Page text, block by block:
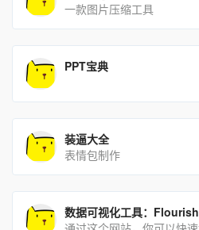
一款图片压缩工具
PPT宝典
装逼大全
表情包制作
数据可视化工具：Flourish